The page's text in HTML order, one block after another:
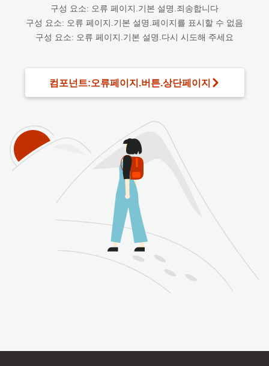
구성 요소: 오류 페이지.기본 설명.죄송합니다
구성 요소: 오류 페이지.기본 설명.페이지를 표시할 수 없음
구성 요소: 오류 페이지.기본 설명.다시 시도해 주세요
컴포넌트:오류페이지.버튼.상단페이지